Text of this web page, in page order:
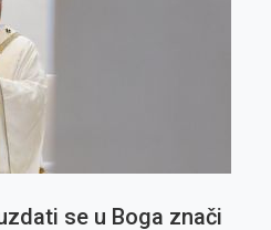
se u Boga znači